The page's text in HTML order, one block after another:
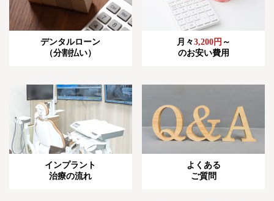
デンタルローン
（分割払い）
月々3,200円 ～
のお安い費用
インプラント
治療の流れ
よくある
ご質問